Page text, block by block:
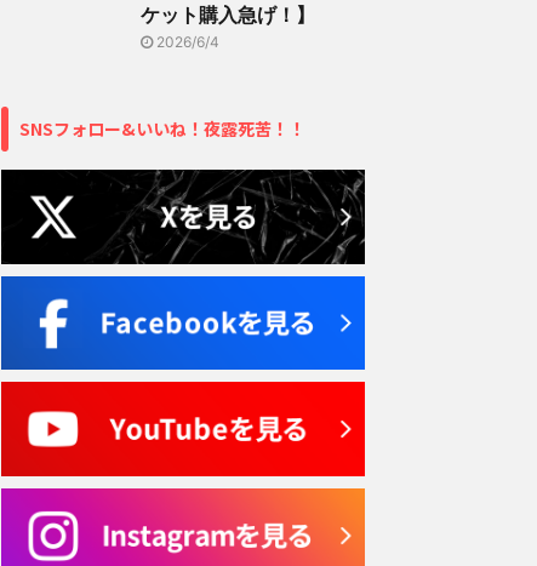
ケット購入急げ！】
2026/6/4
SNSフォロー&いいね！夜露死苦！！